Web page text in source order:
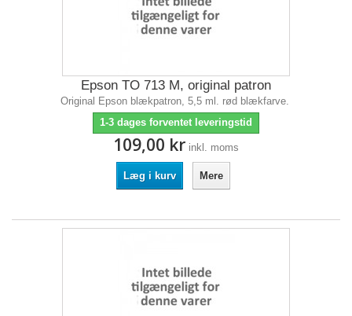
Epson TO 713 M, original patron
Original Epson blækpatron, 5,5 ml. rød blækfarve.
1-3 dages forventet leveringstid
109,00 kr inkl. moms
Læg i kurv Mere